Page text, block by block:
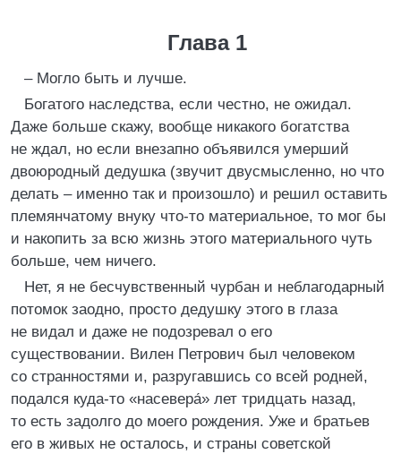
Глава 1
– Могло быть и лучше.
Богатого наследства, если честно, не ожидал.
Даже больше скажу, вообще никакого богатства
не ждал, но если внезапно объявился умерший
двоюродный дедушка (звучит двусмысленно, но что
делать – именно так и произошло) и решил оставить
племянчатому внуку что-то материальное, то мог бы
и накопить за всю жизнь этого материального чуть
больше, чем ничего.
Нет, я не бесчувственный чурбан и неблагодарный
потомок заодно, просто дедушку этого в глаза
не видал и даже не подозревал о его
существовании. Вилен Петрович был человеком
со странностями и, разругавшись со всей родней,
подался куда-то «насевера́» лет тридцать назад,
то есть задолго до моего рождения. Уже и братьев
его в живых не осталось, и страны советской